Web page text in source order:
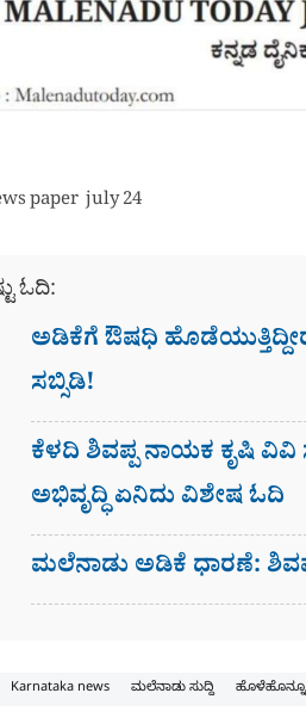
paper july 24
ಓದಿ:
ಅಡಿಕೆಗೆ ಔಷಧಿ
ಸಬ್ಸಿಡಿ!
ಕೆಳದಿ ಶಿವಪ್ಪ ನಾಯಕ ಕೃಷಿ ವಿವಿ
ಅಭಿವೃದ್ಧಿ ಏನಿದು ವಿಶೇಷ ಓದಿ
ಮಲೆನಾಡು ಅಡಿಕೆ ಧಾರಣೆ:
Karnataka news ಮಲೆನಾಡು ಸುದ್ದಿ